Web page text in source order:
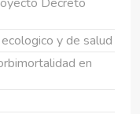
y de salud
en